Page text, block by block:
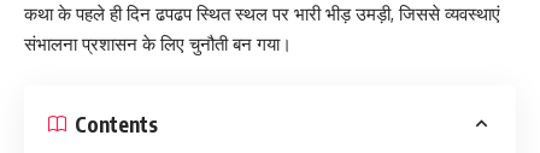
कथा के पहले ही दिन ढपढप स्थित स्थल पर भारी भीड़ उमड़ी, जिससे व्यवस्थाएं
संभालना प्रशासन के लिए चुनौती बन गया।
Contents